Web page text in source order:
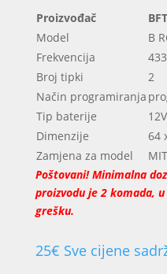
Proizvođač
BFT
Model
B
Frekvencija
Broj tipki
2
Način programiranja
Tip baterije
Dimenzije
64
Zamjena za model
Poštovani! Minimalna
proizvodu je 2 komada,
grešku.
25€ Sve cijene